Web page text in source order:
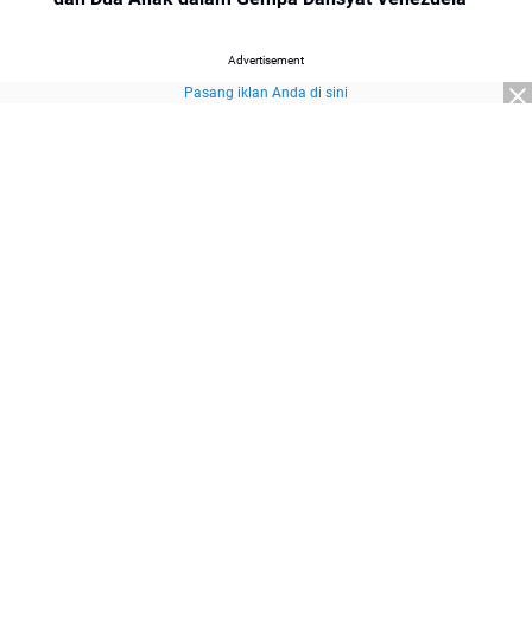
Advertisement
Pasang iklan Anda di sini